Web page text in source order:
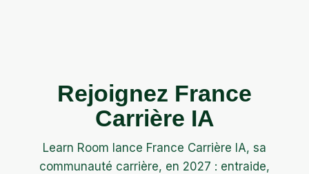
Rejoignez France
Carrière IA
Learn Room lance France Carrière IA, sa
communauté carrière, en 2027 : entraide,